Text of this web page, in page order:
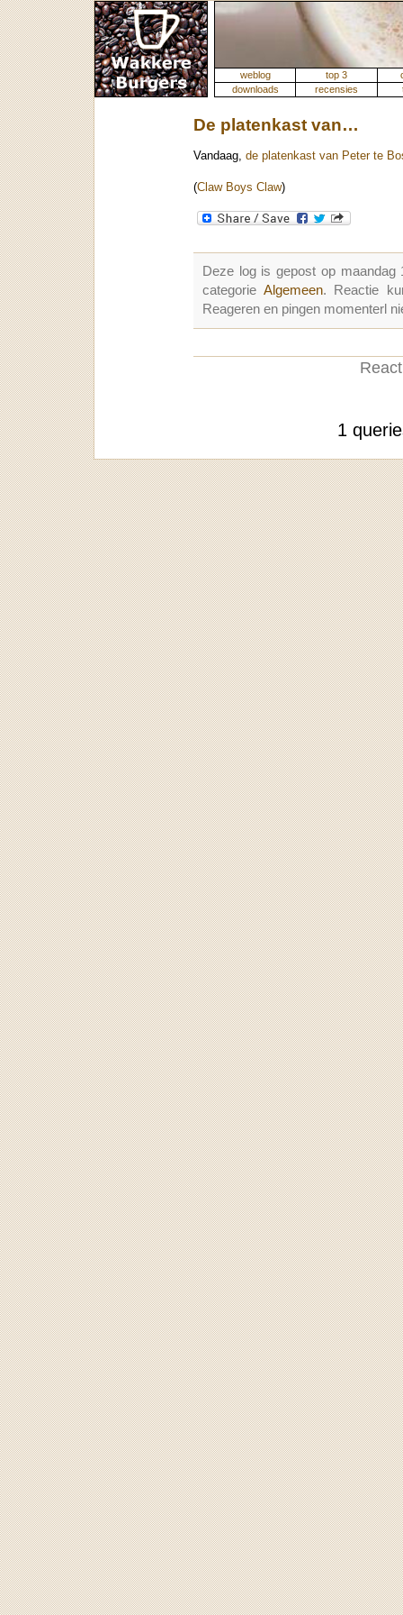
weblog top 3
downloads
recensies
De platenkast van…
Vandaag, de platenkast van Peter te
(Claw Boys Claw)
Deze log is gepost op maandag
categorie Algemeen. Reactie
Reageren en pingen momenterl
1